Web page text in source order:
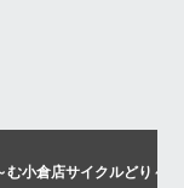
む小倉店サイクルどり～